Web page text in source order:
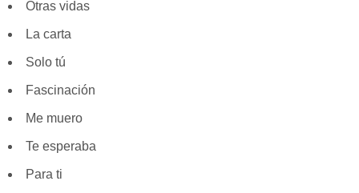
Otras vidas
La carta
Solo tú
Fascinación
Me muero
Te esperaba
Para ti